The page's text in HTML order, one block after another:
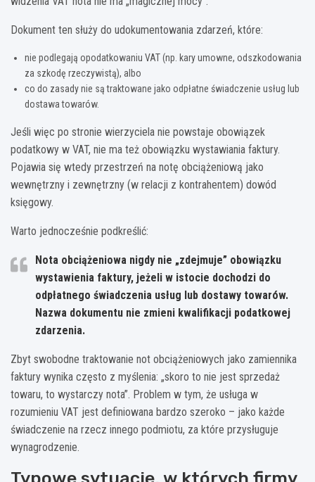
Dokument ten służy do udokumentowania zdarzeń, które:
nie podlegają opodatkowaniu VAT (np. kary umowne, odszkodowania
za szkodę rzeczywistą), albo
co do zasady nie są traktowane jako odpłatne świadczenie usług lub
dostawa towarów.
Jeśli więc po stronie wierzyciela nie powstaje obowiązek
podatkowy w VAT, nie ma też obowiązku wystawiania faktury.
Pojawia się wtedy przestrzeń na notę obciążeniową jako
wewnętrzny i zewnętrzny (w relacji z kontrahentem) dowód
księgowy.
Warto jednocześnie podkreślić:
Nota obciążeniowa nigdy nie „zdejmuje” obowiązku
wystawienia faktury, jeżeli w istocie dochodzi do
odpłatnego świadczenia usług lub dostawy towarów.
Nazwa dokumentu nie zmieni kwalifikacji podatkowej
zdarzenia.
Zbyt swobodne traktowanie not obciążeniowych jako zamiennika
faktury wynika często z myślenia: „skoro to nie jest sprzedaż
towaru, to wystarczy nota”. Problem w tym, że usługa w
rozumieniu VAT jest definiowana bardzo szeroko – jako każde
świadczenie na rzecz innego podmiotu, za które przysługuje
wynagrodzenie.